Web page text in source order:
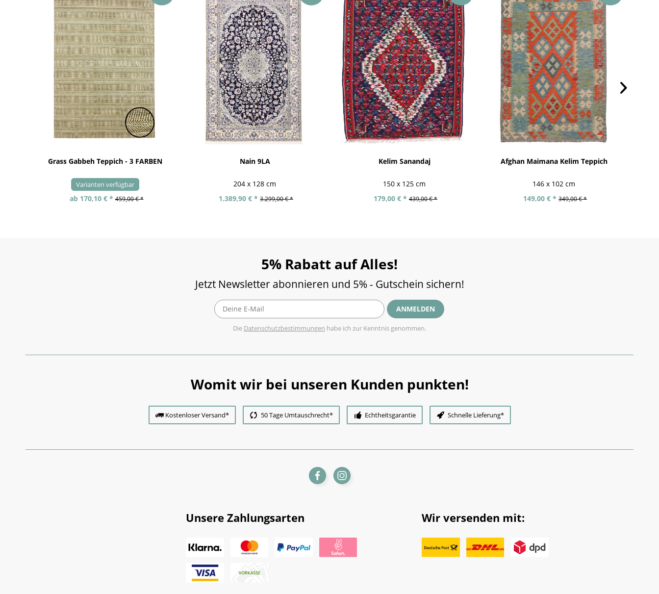
Grass Gabbeh Teppich - 3 FARBEN
Varianten verfügbar
ab 170,10 € * 459,00 € *
Nain 9LA
204 x 128 cm
1.389,90 € * 3.299,00 € *
Kelim Sanandaj
150 x 125 cm
179,00 € * 439,00 € *
Afghan Maimana Kelim Teppich
146 x 102 cm
149,00 € * 349,00 € *
5% Rabatt auf Alles!
Jetzt Newsletter abonnieren und 5% - Gutschein sichern!
ANMELDEN
Die Datenschutzbestimmungen habe ich zur Kenntnis genommen.
Womit wir bei unseren Kunden punkten!
Kostenloser Versand* 50 Tage Umtauschrecht* Echtheitsgarantie Schnelle Lieferung*
Unsere Zahlungsarten Wir versenden mit: